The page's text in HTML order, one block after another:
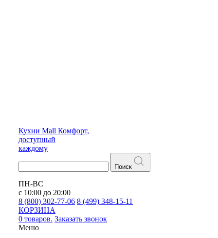
Кухни Mall Комфорт,
доступный
каждому
Поиск
ПН-ВС
с 10:00 до 20:00
8 (800) 302-77-06 8 (499) 348-15-11
КОРЗИНА
0 товаров. Заказать звонок
Меню